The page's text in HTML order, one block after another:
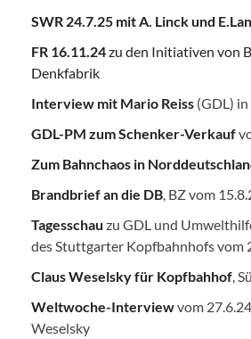
SWR 24.7.25 mit A. Linck und
FR 16.11.24zu den Initiativen von
Denkfabrik
Interview mit Mario Reiss (GDL)
GDL-PM zum Schenker-Verkauf
Zum Bahnchaos in
Brandbrief an die DB , BZ vom
Tagesschau zu GDL und
des Stuttgarter Kopfbahnhofs vom
Claus Weselsky für Kopfbahhof ,
Weltwoche-Interviewvom
Weselsky